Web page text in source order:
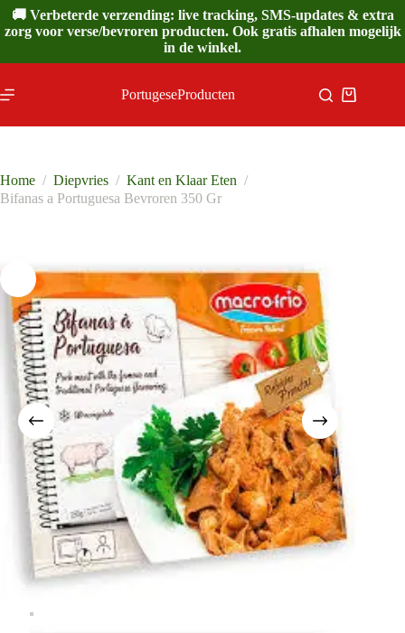
Ga
naar
de
🚚 Verbeterde verzending: live tracking, SMS-updates & extra
zorg voor verse/bevroren producten. Ook gratis afhalen mogelijk
in de winkel.
PortugeseProducten
Home / Diepvries / Kant en Klaar Eten /
Bifanas a Portuguesa Bevroren 350 Gr